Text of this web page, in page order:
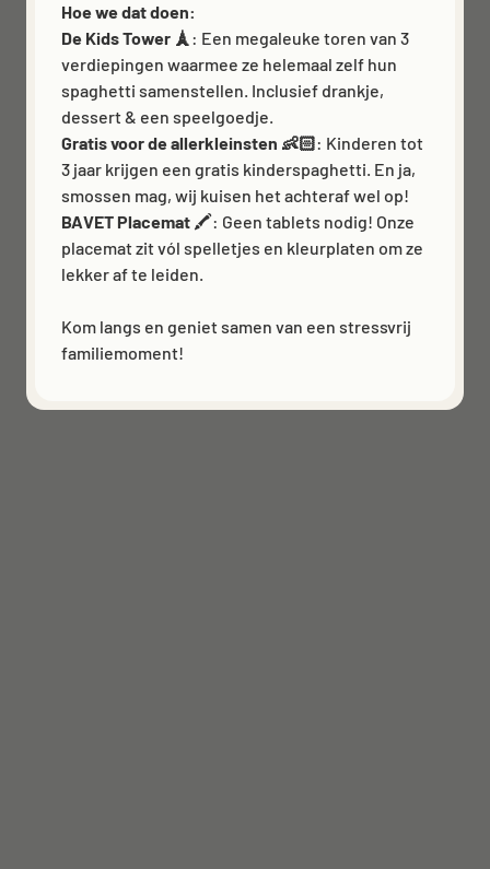
Hoe we dat doen:
De Kids Tower 🗼 : Een megaleuke toren van 3
verdiepingen waarmee ze helemaal zelf hun
spaghetti samenstellen. Inclusief drankje,
dessert & een speelgoedje.
Gratis voor de allerkleinsten 👶🏻: Kinderen tot
3 jaar krijgen een gratis kinderspaghetti. En ja,
smossen mag, wij kuisen het achteraf wel op!
BAVET Placemat 🖍️: Geen tablets nodig! Onze
placemat zit vól spelletjes en kleurplaten om ze
lekker af te leiden.
Kom langs en geniet samen van een stressvrij
familiemoment!